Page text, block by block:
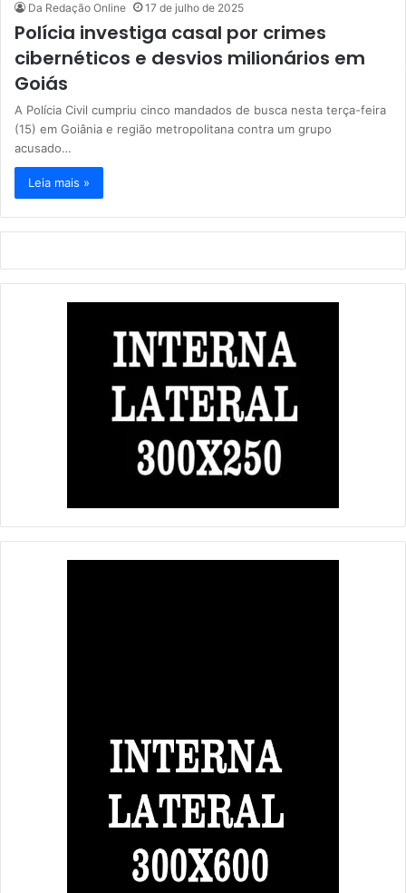
Da Redação Online 17 de julho de 2025
Polícia investiga casal por crimes
cibernéticos e desvios milionários em
Goiás
A Polícia Civil cumpriu cinco mandados de busca nesta terça-feira
(15) em Goiânia e região metropolitana contra um grupo
acusado…
Leia mais »